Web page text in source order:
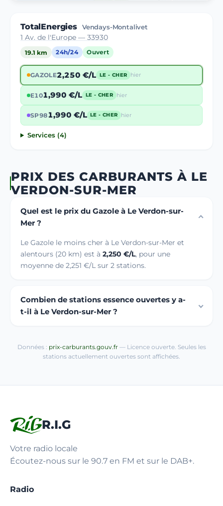
TotalEnergies Vendays-Montalivet
1 Av. de l'Europe — 33930
19.1 km 24h/24 Ouvert
GAZOLE2,250 €/L LE - CHER hier
E101,990 €/L LE - CHER hier
SP981,990 €/L LE - CHER hier
Services (4)
PRIX DES CARBURANTS À LE
VERDON-SUR-MER
Quel est le prix du Gazole à Le Verdon-sur-
Mer ?
Le Gazole le moins cher à Le Verdon-sur-Mer et
alentours (20 km) est à 2,250 €/L, pour une
moyenne de 2,251 €/L sur 2 stations.
Combien de stations essence ouvertes y a-
t-il à Le Verdon-sur-Mer ?
Données : prix-carburants.gouv.fr— Licence ouverte. Seules les
stations actuellement ouvertes sont affichées.
R.I.G
Votre radio locale
Écoutez-nous sur le 90.7 en FM et sur le DAB+.
Radio